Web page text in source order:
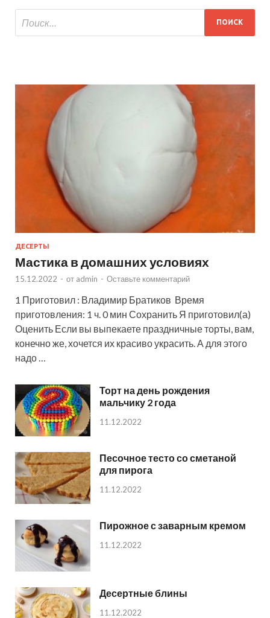
ДЕСЕРТЫ
Мастика в домашних условиях
15.12.2022 - от admin - Оставьте комментарий
1 Приготовил : Владимир Братиков Время
приготовления: 1 ч. 0 мин Сохранить Я приготовил(а)
Оценить Если вы выпекаете праздничные торты, вам,
конечно же, хочется их красиво украсить. А для этого
надо …
Торт на день рождения
мальчику 2 года
11.12.2022
Песочное тесто со сметаной
для пирога
11.12.2022
Пирожное с заварным кремом
11.12.2022
Десертные блины
11.12.2022